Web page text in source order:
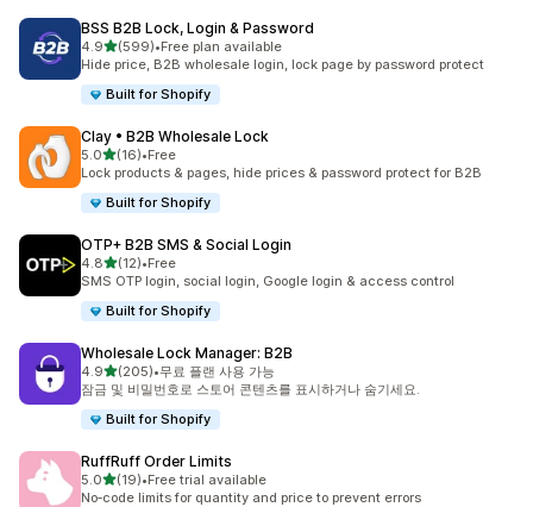
BSS B2B Lock, Login & Password
4.9별 5개 중
(599)
총 리뷰 599개
•Free plan available
Hide price, B2B wholesale login, lock page by password protect
Built for Shopify
Clay • B2B Wholesale Lock
5.0별 5개 중
(16)
총 리뷰 16개
•Free
Lock products & pages, hide prices & password protect for B2B
Built for Shopify
OTP+ B2B SMS & Social Login
4.8별 5개 중
(12)
총 리뷰 12개
•Free
SMS OTP login, social login, Google login & access control
Built for Shopify
Wholesale Lock Manager: B2B
4.9별 5개 중
(205)
총 리뷰 205개
•무료 플랜 사용 가능
잠금 및 비밀번호로 스토어 콘텐츠를 표시하거나 숨기세요.
Built for Shopify
RuffRuff Order Limits
5.0별 5개 중
(19)
총 리뷰 19개
•Free trial available
No‑code limits for quantity and price to prevent errors